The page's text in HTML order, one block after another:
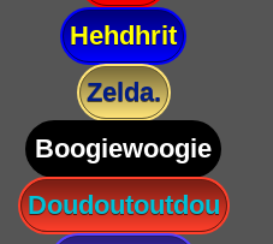
Hehdhrit
Zelda.
Boogiewoogie
Doudoutoutdou